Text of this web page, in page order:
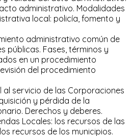
administrativo. Modalidades
local: policía, fomento y
administrativo común de
públicas. Fases, términos y
en un procedimiento
del procedimiento
al servicio de las Corporaciones
y pérdida de la
Derechos y deberes.
Locales: los recursos de las
recursos de los municipios.